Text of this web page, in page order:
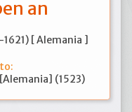
an
1621) [ Alemania ]
(1523)